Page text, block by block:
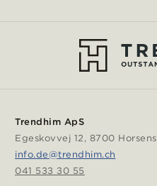
Trendhim ApS
Egeskovvej 12, 8700 Horsens
info.de@trendhim.ch
041 533 30 55